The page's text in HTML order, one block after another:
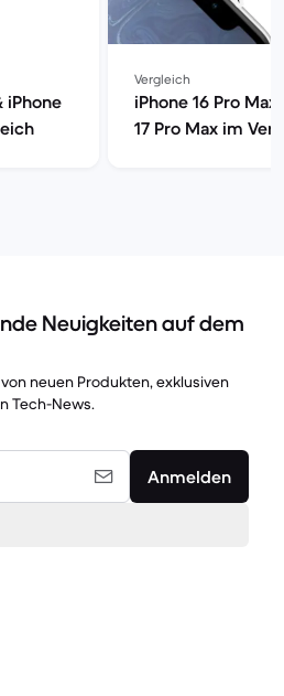
iPhone
Vergleich
iPhone 16 Pro
17 Pro Max im
Neuigkeiten auf dem
neuen Produkten, exklusiven
Tech-News.
Anmelden